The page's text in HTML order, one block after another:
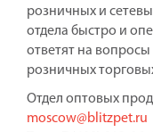
розничных и
отдела быстро и
ответят на
розничных
Отдел оптовых
moscow@blitzpet.ru